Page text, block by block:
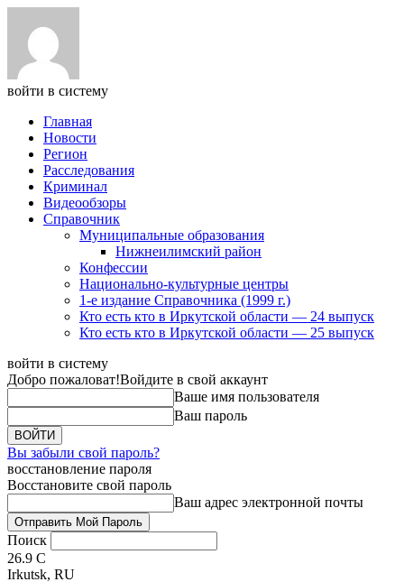
войти в систему
Главная
Новости
Регион
Расследования
Криминал
Видеообзоры
Справочник
Муниципальные образования
Нижнеилимский район
Конфессии
Национально-культурные центры
1-е издание Справочника (1999 г.)
Кто есть кто в Иркутской области — 24 выпуск
Кто есть кто в Иркутской области — 25 выпуск
войти в систему
Добро пожаловат!Войдите в свой аккаунт
Ваше имя пользователя
Ваш пароль
Вы забыли свой пароль?
восстановление пароля
Восстановите свой пароль
Ваш адрес электронной почты
Поиск
26.9 C
Irkutsk, RU